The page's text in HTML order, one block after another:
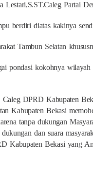
Lestari,S.ST.Caleg Partai
berdiri diatas kakinya
Tambun Selatan
pondasi kokohnya wilayah
Caleg DPRD Kabupaten
Kabupaten Bekasi
tanpa dukungan
dan suara
Kabupaten Bekasi yang